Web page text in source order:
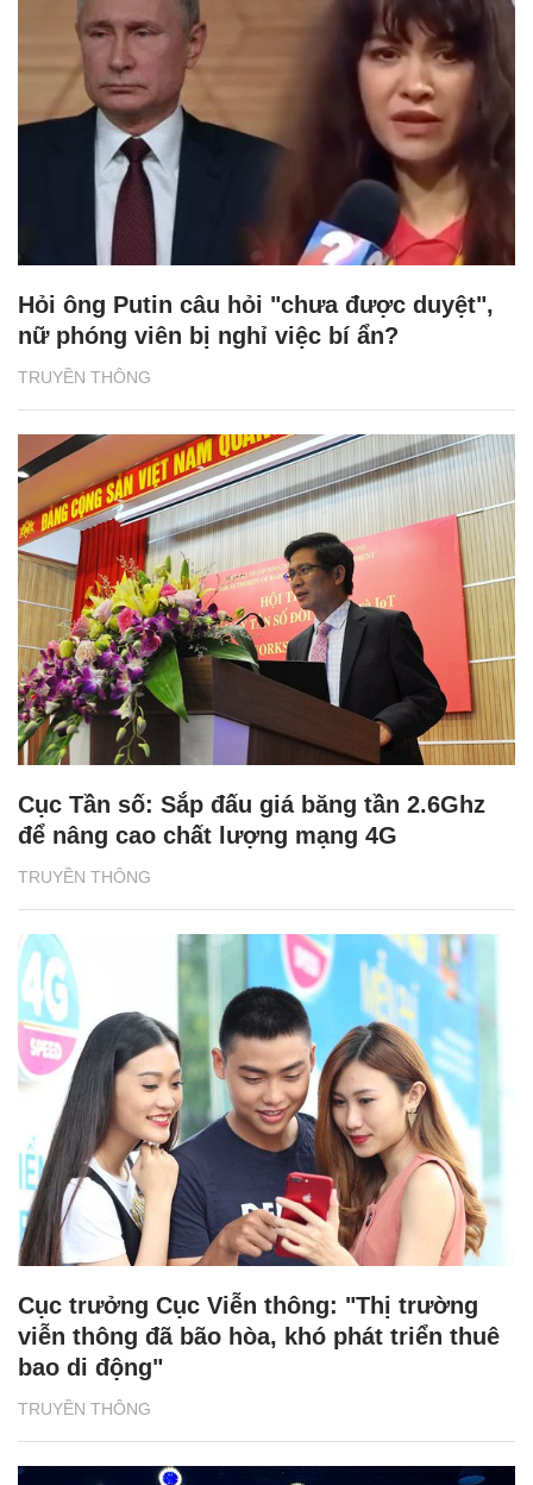
TRUYỀN THÔNG
Hỏi ông Putin câu hỏi "chưa được duyệt",
nữ phóng viên bị nghỉ việc bí ẩn?
TRUYỀN THÔNG
Cục Tần số: Sắp đấu giá băng tần 2.6Ghz
để nâng cao chất lượng mạng 4G
TRUYỀN THÔNG
Cục trưởng Cục Viễn thông: "Thị trường
viễn thông đã bão hòa, khó phát triển thuê
bao di động"